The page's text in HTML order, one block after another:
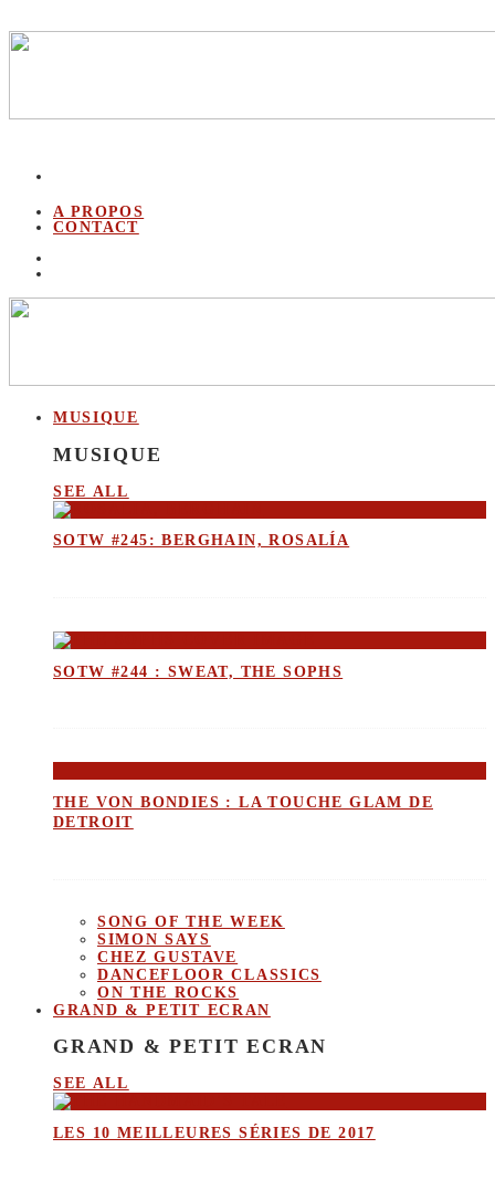
A PROPOS
CONTACT
MUSIQUE
MUSIQUE
SEE ALL
SOTW #245: BERGHAIN, ROSALÍA
SOTW #244 : SWEAT, THE SOPHS
THE VON BONDIES : LA TOUCHE GLAM DE
DETROIT
SONG OF THE WEEK
SIMON SAYS
CHEZ GUSTAVE
DANCEFLOOR CLASSICS
ON THE ROCKS
GRAND & PETIT ECRAN
GRAND & PETIT ECRAN
SEE ALL
LES 10 MEILLEURES SÉRIES DE 2017